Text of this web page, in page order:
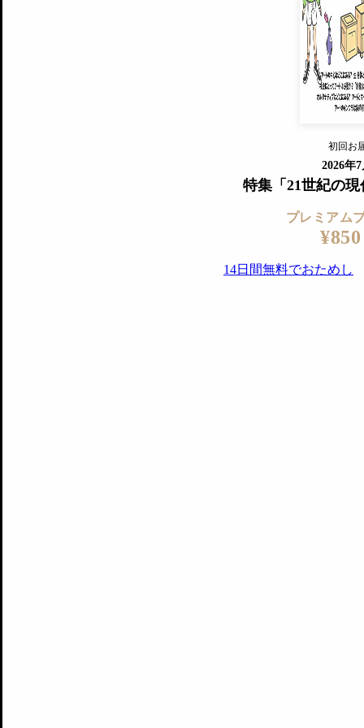
『美術手帖』最新号を毎号お届け
2018年6月号以降の全号がウェブで
14日間無料でお試し
ログ
すでに会
ログ
初回お
2026年
特集「21世紀の
プレミアム
¥850
14日間無料でおためし